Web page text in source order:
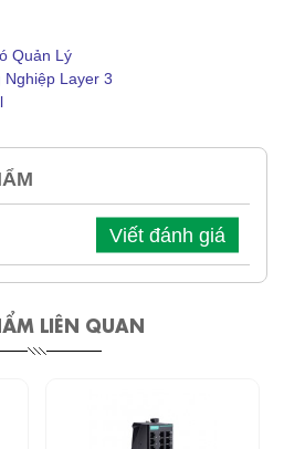
Quản Lý
Nghiệp Layer 3
Viết đánh giá
LIÊN QUAN